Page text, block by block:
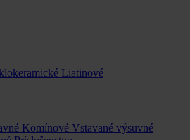
Liatinové
Komínové Vstavané výsuvné